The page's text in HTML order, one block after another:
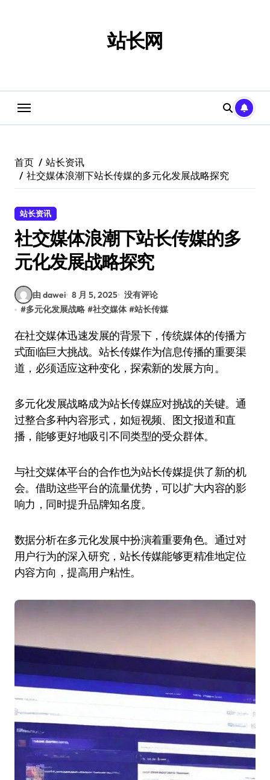
站长网
首页
站长资讯
社交媒体浪潮下站长传媒的多元化发展战略探究
站长资讯
社交媒体浪潮下站长传媒的多
元化发展战略探究
由 dawei 8 月 5, 2025 没有评论
#多元化发展战略 #社交媒体 #站长传媒
在社交媒体迅速发展的背景下，传统媒体的传播方
式面临巨大挑战。站长传媒作为信息传播的重要渠
道，必须适应这种变化，探索新的发展方向。
多元化发展战略成为站长传媒应对挑战的关键。通
过整合多种内容形式，如短视频、图文报道和直
播，能够更好地吸引不同类型的受众群体。
与社交媒体平台的合作也为站长传媒提供了新的机
会。借助这些平台的流量优势，可以扩大内容的影
响力，同时提升品牌知名度。
数据分析在多元化发展中扮演着重要角色。通过对
用户行为的深入研究，站长传媒能够更精准地定位
内容方向，提高用户粘性。